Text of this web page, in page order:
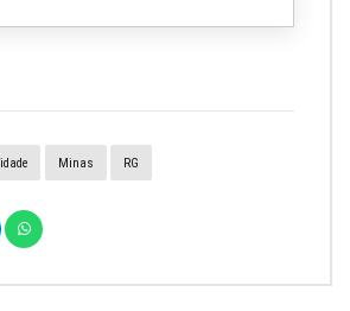
Minas RG